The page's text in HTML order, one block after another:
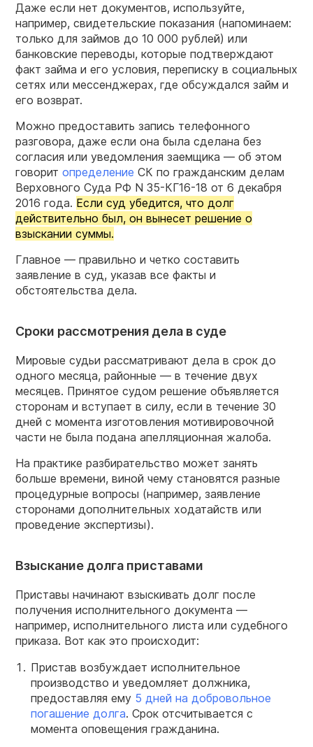
Даже если нет документов, используйте,
например, свидетельские показания (напоминаем:
только для займов до 10 000 рублей) или
банковские переводы, которые подтверждают
факт займа и его условия, переписку в социальных
сетях или мессенджерах, где обсуждался займ и
его возврат.
Можно предоставить запись телефонного
разговора, даже если она была сделана без
согласия или уведомления заемщика — об этом
говорит определение СК по гражданским делам
Верховного Суда РФ N 35-КГ16-18 от 6 декабря
2016 года. Если суд убедится, что долг
действительно был, он вынесет решение о
взыскании суммы.
Главное — правильно и четко составить
заявление в суд, указав все факты и
обстоятельства дела.
Сроки рассмотрения дела в суде
Мировые судьи рассматривают дела в срок до
одного месяца, районные — в течение двух
месяцев. Принятое судом решение объявляется
сторонам и вступает в силу, если в течение 30
дней с момента изготовления мотивировочной
части не была подана апелляционная жалоба.
На практике разбирательство может занять
больше времени, виной чему становятся разные
процедурные вопросы (например, заявление
сторонами дополнительных ходатайств или
проведение экспертизы).
Взыскание долга приставами
Приставы начинают взыскивать долг после
получения исполнительного документа —
например, исполнительного листа или судебного
приказа. Вот как это происходит:
Пристав возбуждает исполнительное
производство и уведомляет должника,
предоставляя ему 5 дней на добровольное
погашение долга. Срок отсчитывается с
момента оповещения гражданина.